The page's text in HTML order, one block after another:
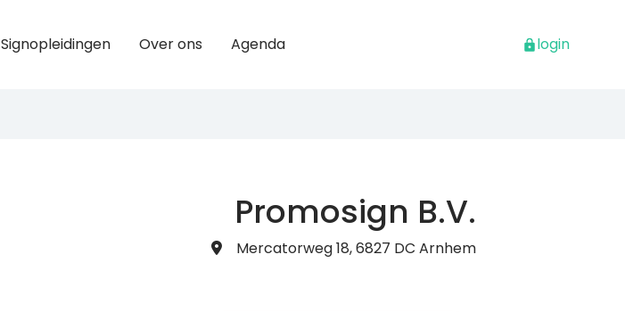
Signopleidingen Over ons Agenda login
Promosign B.V.
Mercatorweg 18, 6827 DC Arnhem